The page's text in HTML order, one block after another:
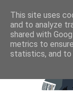
This site uses
and to analyze
shared with
metrics to
statistics, and to